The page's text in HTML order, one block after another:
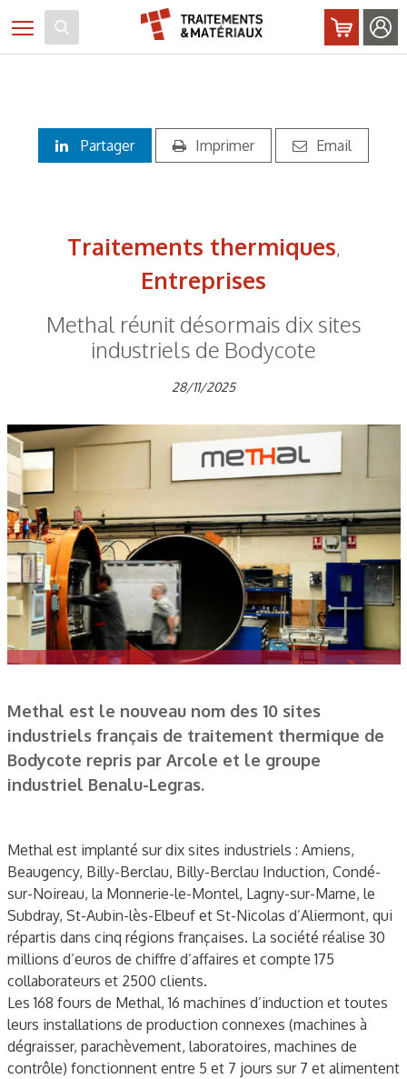
Toggle navigation
Partager Imprimer Email
Traitements thermiques,
Entreprises
Methal réunit désormais dix sites
industriels de Bodycote
28/11/2025
Methal est le nouveau nom des 10 sites
industriels français de traitement thermique de
Bodycote repris par Arcole et le groupe
industriel Benalu-Legras.
Methal est implanté sur dix sites industriels : Amiens,
Beaugency, Billy-Berclau, Billy-Berclau Induction, Condé-
sur-Noireau, la Monnerie-le-Montel, Lagny-sur-Marne, le
Subdray, St-Aubin-lès-Elbeuf et St-Nicolas d’Aliermont, qui
répartis dans cinq régions françaises. La société réalise 30
millions d’euros de chiffre d’affaires et compte 175
collaborateurs et 2500 clients.
Les 168 fours de Methal, 16 machines d’induction et toutes
leurs installations de production connexes (machines à
dégraisser, parachèvement, laboratoires, machines de
contrôle) fonctionnent entre 5 et 7 jours sur 7 et alimentent
Panneau de gestion des cookies